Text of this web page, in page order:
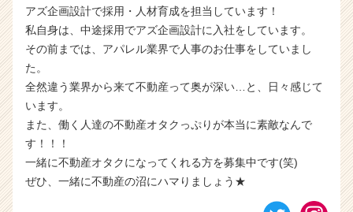
アズ企画設計で採用・人材育成を担当しています！
私自身は、中途採用でアズ企画設計に入社をしています。
その前までは、アパレル業界で人事のお仕事をしていまし
た。
全然違う業界から来て不動産って奥が深い…と、日々感じて
います。
また、働く人達の不動産オタクっぷりが本当に素敵なんで
す！！！
一緒に不動産オタクになってくれる方を募集中です(笑)
ぜひ、一緒に不動産の沼にハマりましょう★